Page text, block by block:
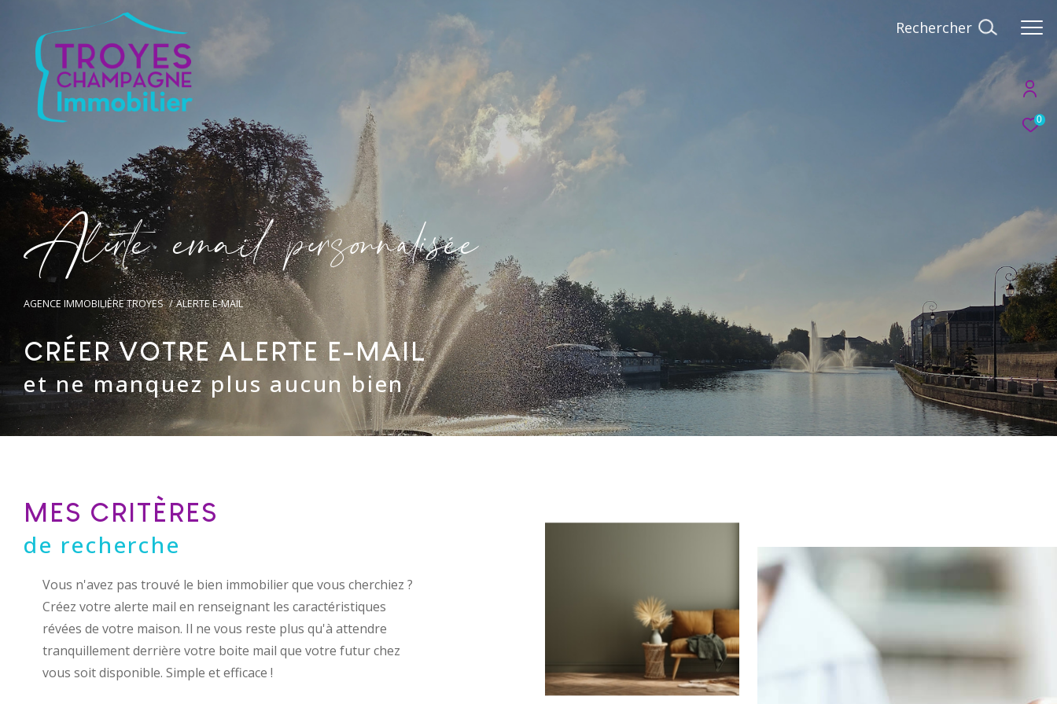
0
Rechercher
Alete emai pesonaiée
AGENCE IMMOBILIÈRE TROYES ALERTE E-MAIL
CRÉER VOTRE ALERTE E-MAIL
et ne manquez plus aucun bien
MES CRITÈRES
de recherche
Vous n'avez pas trouvé le bien immobilier que vous cherchiez ?
Créez votre alerte mail en renseignant les caractéristiques
révées de votre maison. Il ne vous reste plus qu'à attendre
tranquillement derrière votre boite mail que votre futur chez
vous soit disponible. Simple et efficace !